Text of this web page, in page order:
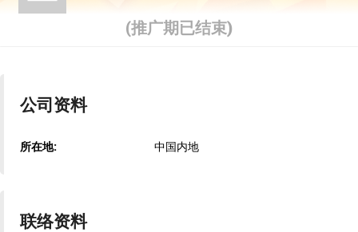
(推广期已结束)
公司资料
所在地: 中国内地
联络资料